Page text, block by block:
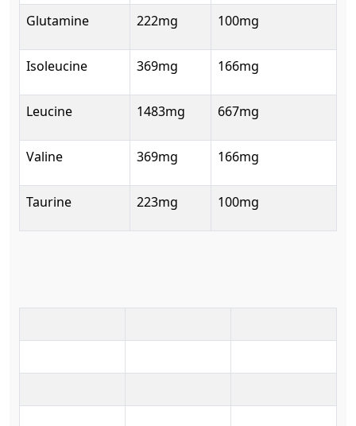
Glutamine 222mg 100mg
Isoleucine 369mg 166mg
Leucine 1483mg 667mg
Valine 369mg 166mg
Taurine 223mg 100mg